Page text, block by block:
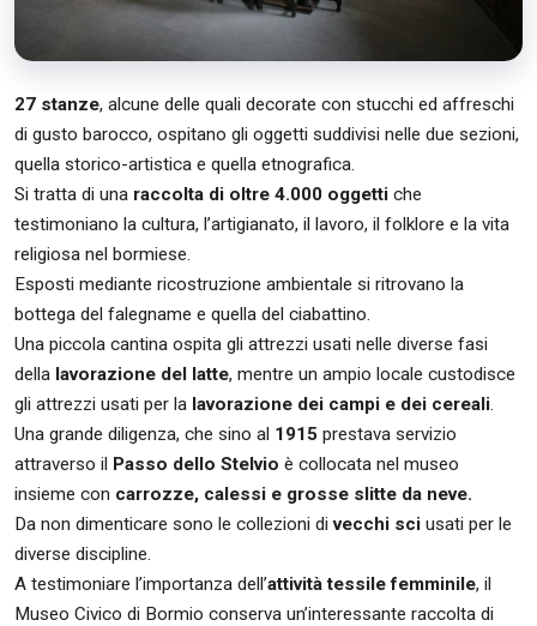
27 stanze, alcune delle quali decorate con stucchi ed affreschi
di gusto barocco, ospitano gli oggetti suddivisi nelle due sezioni,
quella storico-artistica e quella etnografica.
Si tratta di una raccolta di oltre 4.000 oggetti che
testimoniano la cultura, l’artigianato, il lavoro, il folklore e la vita
religiosa nel bormiese.
Esposti mediante ricostruzione ambientale si ritrovano la
bottega del falegname e quella del ciabattino.
Una piccola cantina ospita gli attrezzi usati nelle diverse fasi
della lavorazione del latte, mentre un ampio locale custodisce
gli attrezzi usati per la lavorazione dei campi e dei cereali.
Una grande diligenza, che sino al 1915 prestava servizio
attraverso il Passo dello Stelvio è collocata nel museo
insieme con carrozze, calessi e grosse slitte da neve.
Da non dimenticare sono le collezioni divecchi sci usati per le
diverse discipline.
A testimoniare l’importanza dell’attività tessile femminile, il
Museo Civico di Bormio conserva un’interessante raccolta di